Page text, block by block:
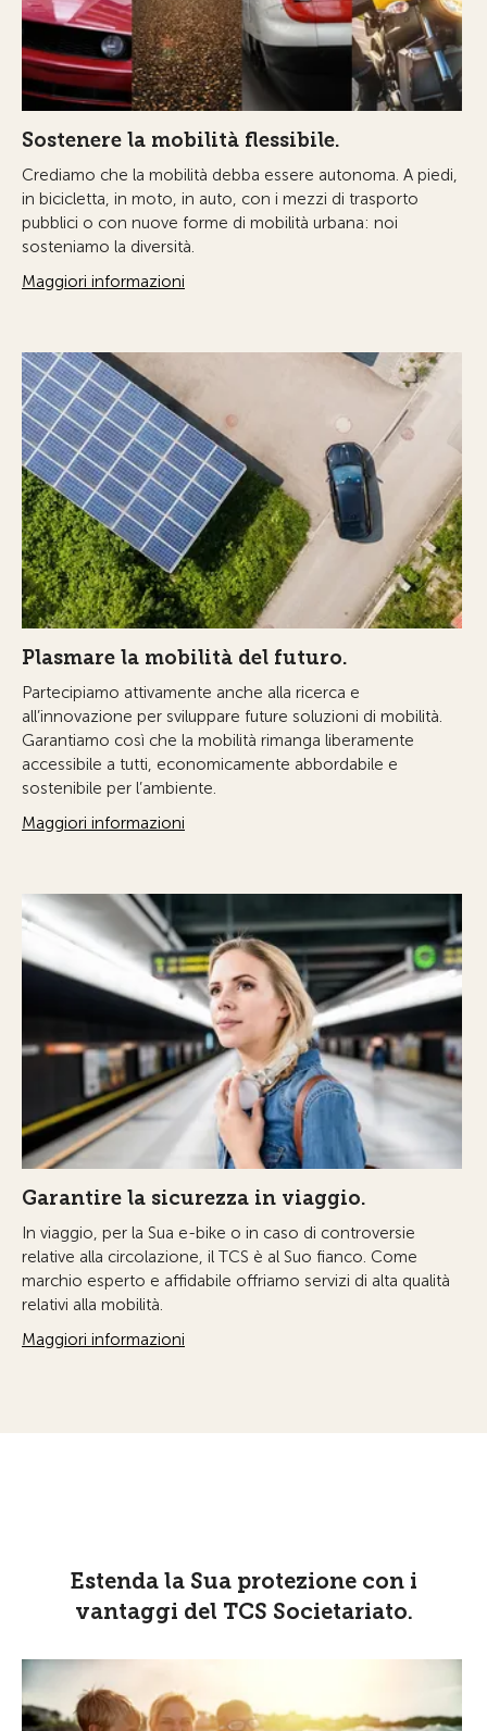
Sostenere la mobilità flessibile.
Crediamo che la mobilità debba essere autonoma. A piedi,
in bicicletta, in moto, in auto, con i mezzi di trasporto
pubblici o con nuove forme di mobilità urbana: noi
sosteniamo la diversità.
Maggiori informazioni
Plasmare la mobilità del futuro.
Partecipiamo attivamente anche alla ricerca e
all’innovazione per sviluppare future soluzioni di mobilità.
Garantiamo così che la mobilità rimanga liberamente
accessibile a tutti, economicamente abbordabile e
sostenibile per l’ambiente.
Maggiori informazioni
Garantire la sicurezza in viaggio.
In viaggio, per la Sua e-bike o in caso di controversie
relative alla circolazione, il TCS è al Suo fianco. Come
marchio esperto e affidabile offriamo servizi di alta qualità
relativi alla mobilità.
Maggiori informazioni
Estenda la Sua protezione con i
vantaggi del TCS Societariato.